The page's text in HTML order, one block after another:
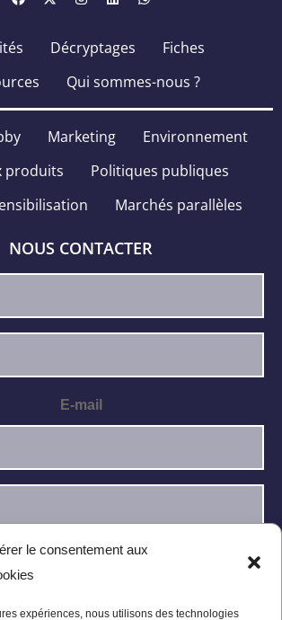
le consentement aux
expériences, nous utilisons des technologies
Décryptages
Fiches
Qui sommes-nous ?
Marketing
Environnement
produits
Politiques publiques
Marchés parallèles
NOUS CONTACTER
E-mail
lu et j’accepte la
confidentialité.